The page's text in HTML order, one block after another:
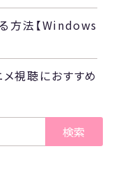
方法【Windows
メ視聴におすすめ
検索